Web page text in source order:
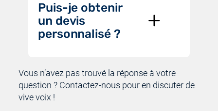
Puis-je obtenir
un devis
personnalisé ?
Vous n’avez pas trouvé la réponse à votre
question ? Contactez-nous pour en discuter de
vive voix !